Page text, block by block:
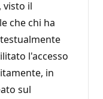
visto il
che chi ha
l'accesso
in
sul